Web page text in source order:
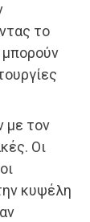
το
με τον
Οι
κυψέλη